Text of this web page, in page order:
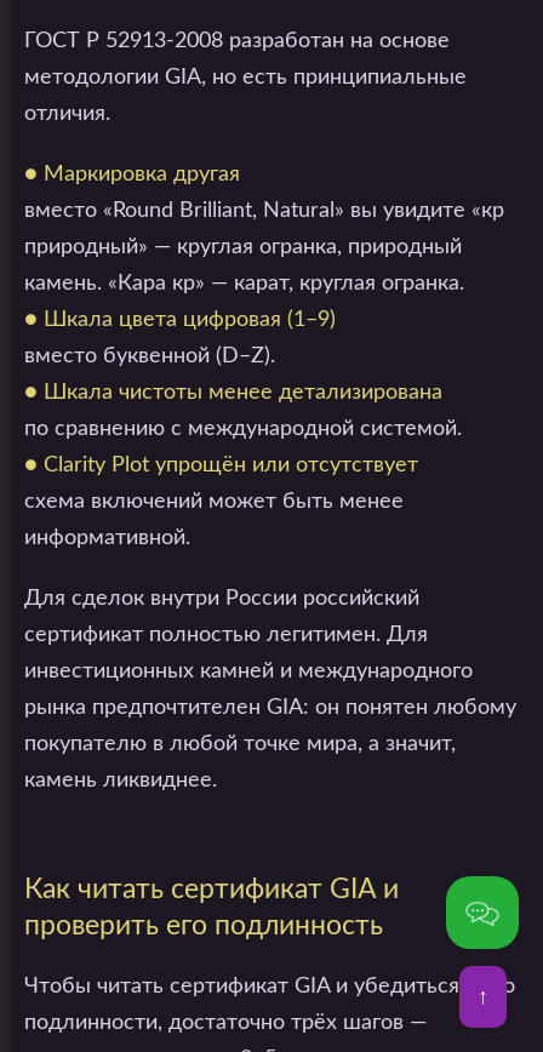
↑
ГОСТ Р 52913-2008 разработан на основе
методологии GIA, но есть принципиальные
отличия.
● Маркировка другая
вместо «Round Brilliant, Natural» вы увидите «кр
природный» — круглая огранка, природный
камень. «Кара кр» — карат, круглая огранка.
● Шкала цвета цифровая (1–9)
вместо буквенной (D–Z).
● Шкала чистоты менее детализирована
по сравнению с международной системой.
● Clarity Plot упрощён или отсутствует
схема включений может быть менее
информативной.
Для сделок внутри России российский
сертификат полностью легитимен. Для
инвестиционных камней и международного
рынка предпочтителен GIA: он понятен любому
покупателю в любой точке мира, а значит,
камень ликвиднее.
Как читать сертификат GIA и
проверить его подлинность
Чтобы читать сертификат GIA и убедиться в его
подлинности, достаточно трёх шагов —